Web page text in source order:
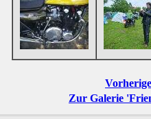
Zur Galerie